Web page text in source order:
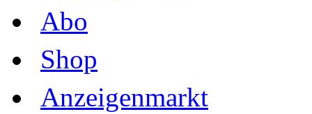
Abo
Shop
Anzeigenmarkt